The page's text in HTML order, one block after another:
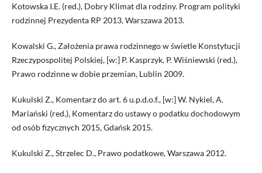
Kotowska I.E. (red.), Dobry Klimat dla rodziny. Program polityki
rodzinnej Prezydenta RP 2013, Warszawa 2013.
Kowalski G., Założenia prawa rodzinnego w świetle Konstytucji
Rzeczypospolitej Polskiej, [w:] P. Kasprzyk, P. Wiśniewski (red.),
Prawo rodzinne w dobie przemian, Lublin 2009.
Kukulski Z., Komentarz do art. 6 u.p.d.o.f., [w:] W. Nykiel, A.
Mariański (red.), Komentarz do ustawy o podatku dochodowym
od osób fizycznych 2015, Gdańsk 2015.
Kukulski Z., Strzelec D., Prawo podatkowe, Warszawa 2012.